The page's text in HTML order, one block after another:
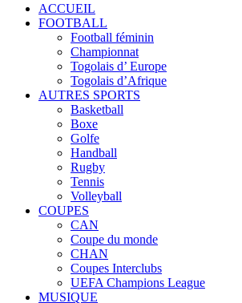
ACCUEIL
FOOTBALL
Football féminin
Championnat
Togolais d’ Europe
Togolais d’Afrique
AUTRES SPORTS
Basketball
Boxe
Golfe
Handball
Rugby
Tennis
Volleyball
COUPES
CAN
Coupe du monde
CHAN
Coupes Interclubs
UEFA Champions League
MUSIQUE